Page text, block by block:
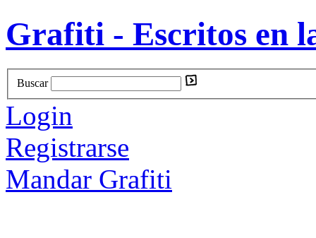
Grafiti - Escritos en
Buscar
Login
Registrarse
Mandar Grafiti